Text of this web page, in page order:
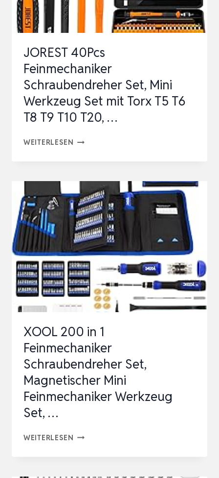
JOREST 40Pcs
Feinmechaniker
Schraubendreher Set, Mini
Werkzeug Set mit Torx T5 T6
T8 T9 T10 T20, …
WEITERLESEN JOREST
SCHRAUBENDREHER
SET,
MINI
WERKZEUG
SET
MIT
TORX
T5
T6
T9
T10
T20,
…
XOOL 200 in 1
Feinmechaniker
Schraubendreher Set,
Magnetischer Mini
Feinmechaniker Werkzeug
Set, …
WEITERLESEN XOOL